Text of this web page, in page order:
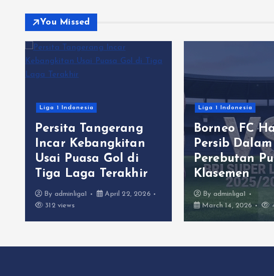
You Missed
Liga 1 Indonesia
Persita Tangerang
Incar Kebangkitan
Usai Puasa Gol di
Tiga Laga Terakhir
By adminliga1
April 22, 2026
312 views
Liga 1 Indonesia
Borneo FC
Persib
Perebutan
Klasemen
By adminliga1
March 14, 2026